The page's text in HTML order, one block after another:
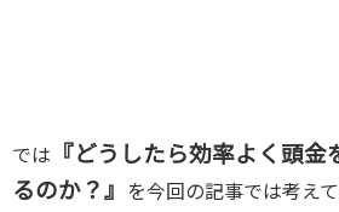
では
『どうしたら効率よく頭
るのか？』
を今回の記事では考え